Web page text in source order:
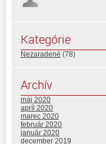
Kategórie
Nezaradené (78)
Archív
máj 2020
apríl 2020
marec 2020
február 2020
január 2020
december 2019